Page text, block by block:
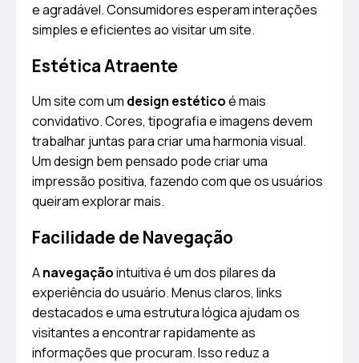
e agradável. Consumidores esperam interações
simples e eficientes ao visitar um site.
Estética Atraente
Um site com um design estéticoé mais
convidativo. Cores, tipografia e imagens devem
trabalhar juntas para criar uma harmonia visual.
Um design bem pensado pode criar uma
impressão positiva, fazendo com que os usuários
queiram explorar mais.
Facilidade de Navegação
Anavegaçãointuitiva é um dos pilares da
experiência do usuário. Menus claros, links
destacados e uma estrutura lógica ajudam os
visitantes a encontrar rapidamente as
informações que procuram. Isso reduz a